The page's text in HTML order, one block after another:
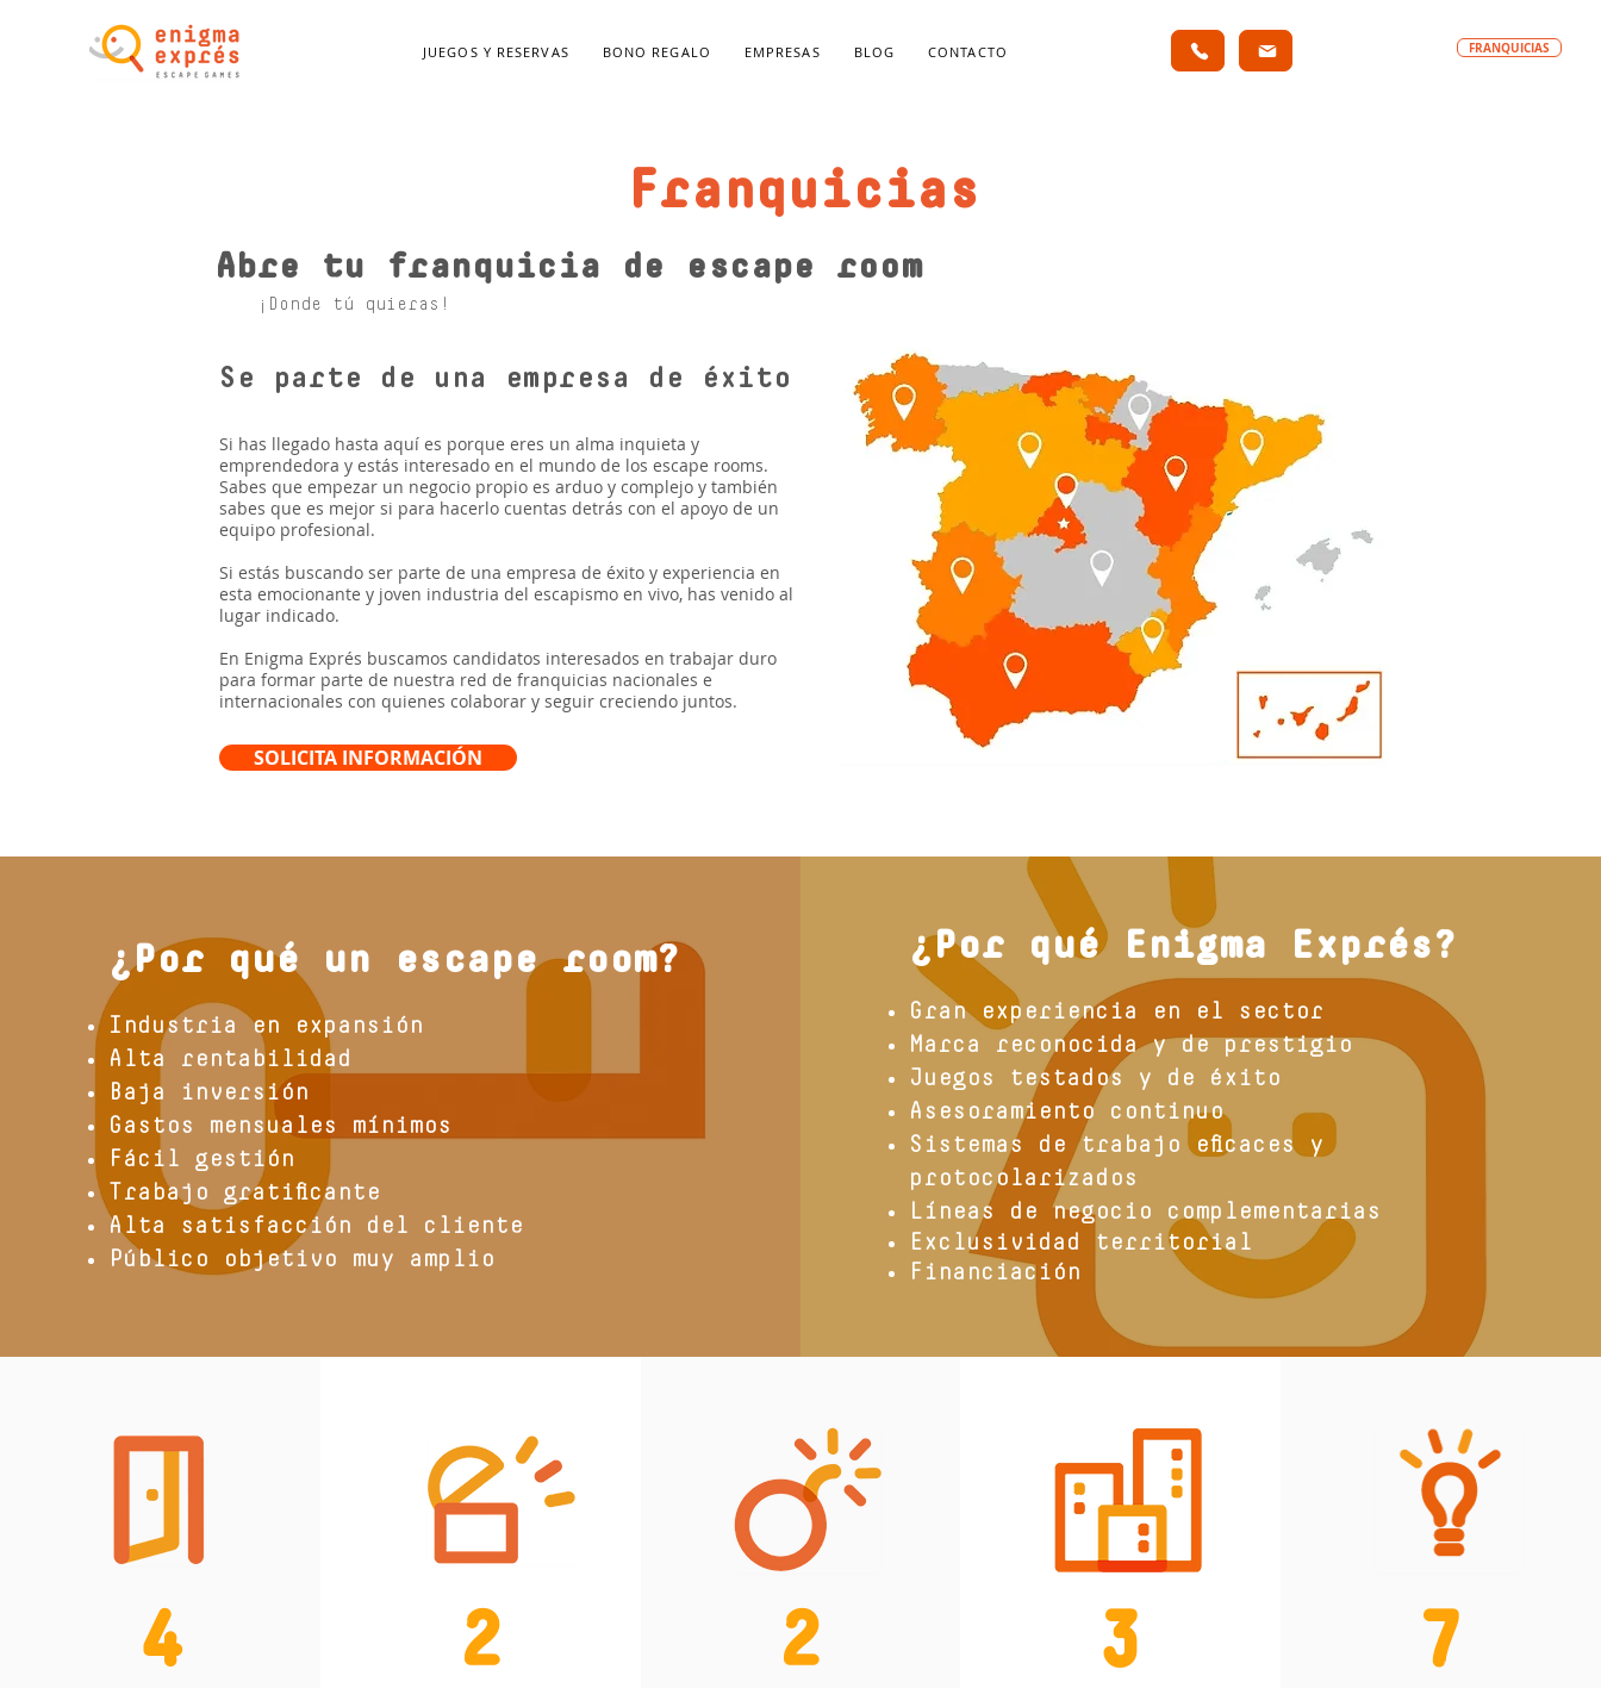
JUEGOS Y RESERVAS BONO REGALO EMPRESAS BLOG CONTACTO FRANQUICIAS
Franquicias
Abre tu franquicia de escape room
¡Donde tú quieras!
Se parte de una empresa de éxito
Si has llegado hasta aquí es porque eres un alma inquieta y
emprendedora y estás interesado en el mundo de los escape rooms.
Sabes que empezar un negocio propio es arduo y complejo y también
sabes que es mejor si para hacerlo cuentas detrás con el apoyo de un
equipo profesional.
Si estás buscando ser parte de una empresa de éxito y experiencia en
esta emocionante y joven industria del escapismo en vivo, has venido al
lugar indicado.
En Enigma Exprés buscamos candidatos interesados en trabajar duro
para formar parte de nuestra red de franquicias nacionales e
internacionales con quienes colaborar y seguir creciendo juntos.
SOLICITA INFORMACIÓN
¿Por qué un escape room?
Industria en expansión
Alta rentabilidad
Baja inversión
Gastos mensuales mínimos
Fácil gestión
Trabajo gratificante
Alta satisfacción del cliente
Público objetivo muy amplio
¿Por qué Enigma Exprés?
Gran experiencia en el sector
Marca reconocida y de prestigio
Juegos testados y de éxito
Asesoramiento continuo
Sistemas de trabajo eficaces y
protocolarizados
Líneas de negocio complementarias
Exclusividad territorial
Financiación
4 2 2 3 7